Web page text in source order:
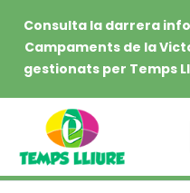
Consulta la darrera
Campaments de la
gestionats per Temps